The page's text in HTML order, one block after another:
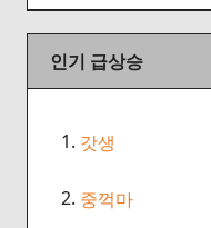
인기 급상승
1. 갓생
2. 중꺽마